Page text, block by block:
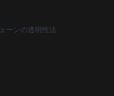
ーンの透明性法